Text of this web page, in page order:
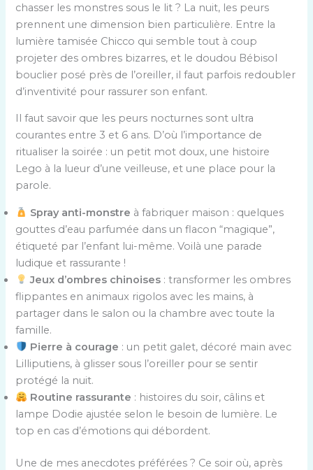
chasser les monstres sous le lit ? La nuit, les peurs
prennent une dimension bien particulière. Entre la
lumière tamisée Chicco qui semble tout à coup
projeter des ombres bizarres, et le doudou Bébisol
bouclier posé près de l’oreiller, il faut parfois redoubler
d’inventivité pour rassurer son enfant.
Il faut savoir que les peurs nocturnes sont ultra
courantes entre 3 et 6 ans. D’où l’importance de
ritualiser la soirée : un petit mot doux, une histoire
Lego à la lueur d’une veilleuse, et une place pour la
parole.
Spray anti-monstre à fabriquer maison : quelques
gouttes d’eau parfumée dans un flacon “magique”,
étiqueté par l’enfant lui-même. Voilà une parade
ludique et rassurante !
Jeux d’ombres chinoises : transformer les ombres
flippantes en animaux rigolos avec les mains, à
partager dans le salon ou la chambre avec toute la
famille.
Pierre à courage : un petit galet, décoré main avec
Lilliputiens, à glisser sous l’oreiller pour se sentir
protégé la nuit.
Routine rassurante : histoires du soir, câlins et
lampe Dodie ajustée selon le besoin de lumière. Le
top en cas d’émotions qui débordent.
Une de mes anecdotes préférées ? Ce soir où, après